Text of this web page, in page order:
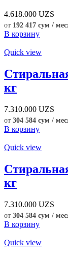
4.618.000 UZS
от 192 417 сум /
В корзину
Quick view
кг
7.310.000 UZS
от 304 584 сум /
В корзину
Quick view
кг
7.310.000 UZS
от 304 584 сум /
В корзину
Quick view